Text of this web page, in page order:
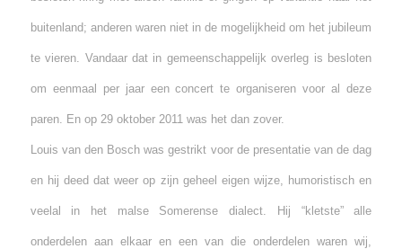
buitenland; anderen waren niet in de mogelijkheid om het jubileum
te vieren. Vandaar dat in gemeenschappelijk overleg is besloten
om eenmaal per jaar een concert te organiseren voor al deze
paren. En op 29 oktober 2011 was het dan zover.
Louis van den Bosch was gestrikt voor de presentatie van de dag
en hij deed dat weer op zijn geheel eigen wijze, humoristisch en
veelal in het malse Somerense dialect. Hij “kletste” alle
onderdelen aan elkaar en een van die onderdelen waren wij,